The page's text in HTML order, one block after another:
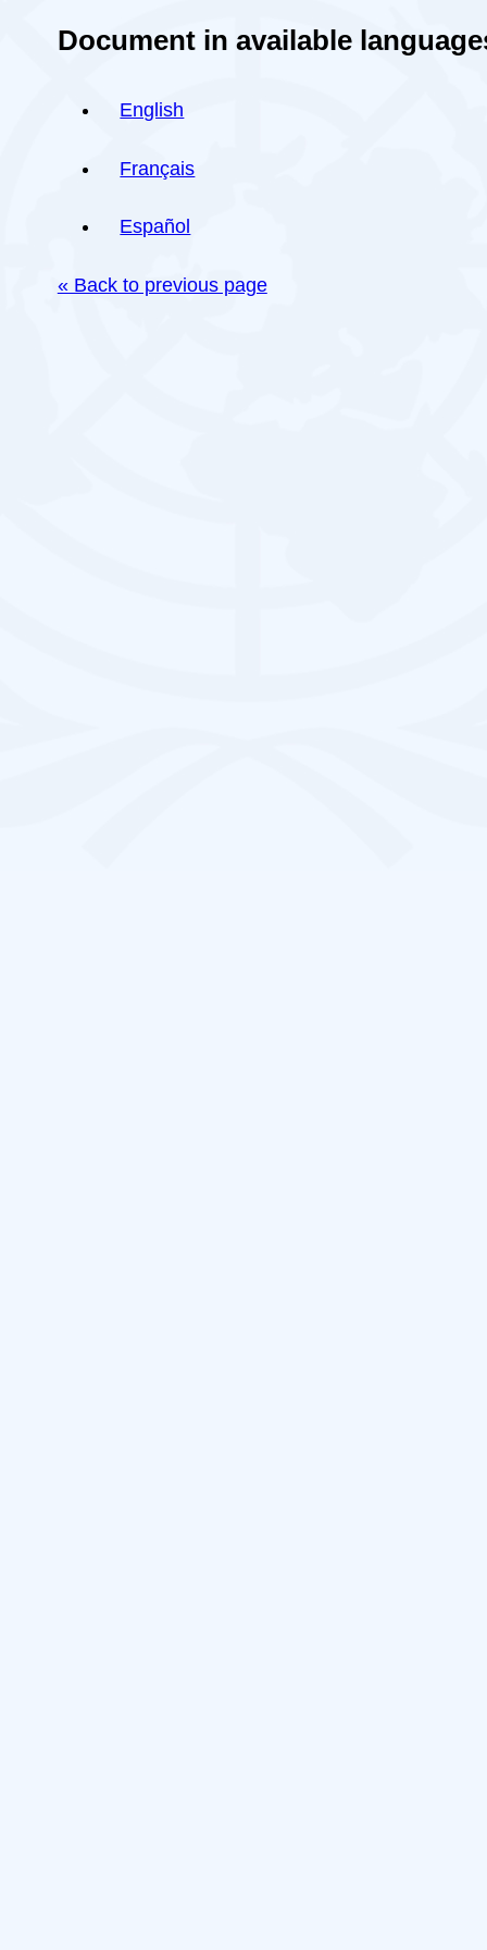
Document in available
English
Français
Español
« Back to previous page